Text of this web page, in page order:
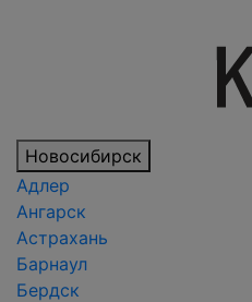
Новосибирск
Адлер
Ангарск
Астрахань
Барнаул
Бердск